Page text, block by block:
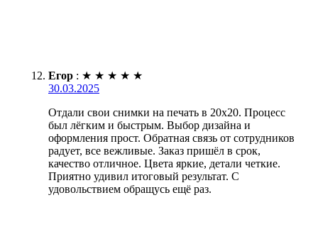
Егор : ★ ★ ★ ★ ★
30.03.2025
Отдали свои снимки на печать в 20х20. Процесс
был лёгким и быстрым. Выбор дизайна и
оформления прост. Обратная связь от сотрудников
радует, все вежливые. Заказ пришёл в срок,
качество отличное. Цвета яркие, детали четкие.
Приятно удивил итоговый результат. С
удовольствием обращусь ещё раз.